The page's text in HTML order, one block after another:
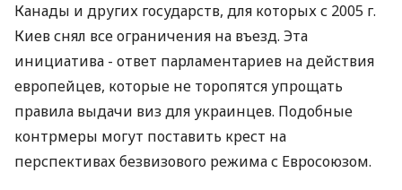
Канады и других государств, для которых с 2005 г.
Киев снял все ограничения на въезд. Эта
инициатива - ответ парламентариев на действия
европейцев, которые не торопятся упрощать
правила выдачи виз для украинцев. Подобные
контрмеры могут поставить крест на
перспективах безвизового режима с Евросоюзом.